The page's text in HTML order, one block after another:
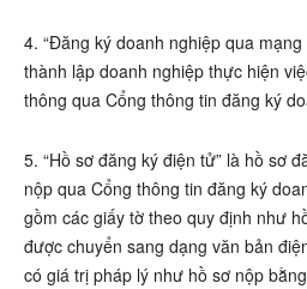
4. “Đăng ký doanh nghiệp qua
thành lập doanh nghiệp thực hiện
thông qua Cổng thông tin đăng ký
5. “Hồ sơ đăng ký điện tử” là hồ sơ
nộp qua Cổng thông tin đăng ký
gồm các giấy tờ theo quy định như
được chuyển sang dạng văn bản
có giá trị pháp lý như hồ sơ nộp